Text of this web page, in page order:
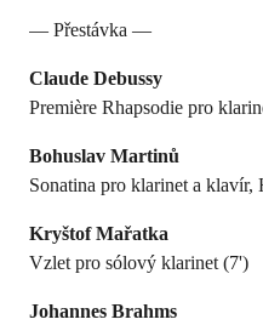
— Přestávka —
Claude Debussy
Première Rhapsodie pro
Bohuslav Martinů
Sonatina pro klarinet a klavír,
Kryštof Mařatka
Vzlet pro sólový klarinet (7')
Johannes Brahms